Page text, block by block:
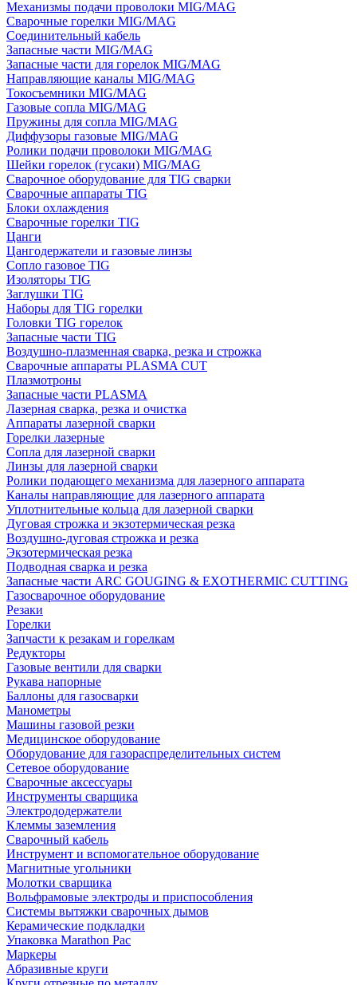
Механизмы подачи проволоки MIG/MAG
Сварочные горелки MIG/MAG
Соединительный кабель
Запасные части MIG/MAG
Запасные части для горелок MIG/MAG
Направляющие каналы MIG/MAG
Токосъемники MIG/MAG
Газовые сопла MIG/MAG
Пружины для сопла MIG/MAG
Диффузоры газовые MIG/MAG
Ролики подачи проволоки MIG/MAG
Шейки горелок (гусаки) MIG/MAG
Сварочное оборудование для TIG сварки
Сварочные аппараты TIG
Блоки охлаждения
Сварочные горелки TIG
Цанги
Цангодержатели и газовые линзы
Сопло газовое TIG
Изоляторы TIG
Заглушки TIG
Наборы для TIG горелки
Головки TIG горелок
Запасные части TIG
Воздушно-плазменная сварка, резка и строжка
Сварочные аппараты PLASMA CUT
Плазмотроны
Запасные части PLASMA
Лазерная сварка, резка и очистка
Аппараты лазерной сварки
Горелки лазерные
Сопла для лазерной сварки
Линзы для лазерной сварки
Ролики подающего механизма для лазерного аппарата
Каналы направляющие для лазерного аппарата
Уплотнительные кольца для лазерной сварки
Дуговая строжка и экзотермическая резка
Воздушно-дуговая строжка и резка
Экзотермическая резка
Подводная сварка и резка
Запасные части ARC GOUGING & EXOTHERMIC CUTTING
Газосварочное оборудование
Резаки
Горелки
Запчасти к резакам и горелкам
Редукторы
Газовые вентили для сварки
Рукава напорные
Баллоны для газосварки
Манометры
Машины газовой резки
Медицинское оборудование
Оборудование для газораспределительных систем
Сетевое оборудование
Сварочные аксессуары
Инструменты сварщика
Электрододержатели
Клеммы заземления
Сварочный кабель
Инструмент и вспомогательное оборудование
Магнитные угольники
Молотки сварщика
Вольфрамовые электроды и приспособления
Системы вытяжки сварочных дымов
Керамические подкладки
Упаковка Marathon Pac
Маркеры
Абразивные круги